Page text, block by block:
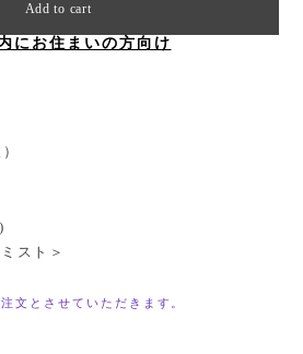
Add to cart
にお住まいの方向け
スト＞
文とさせていただきます。